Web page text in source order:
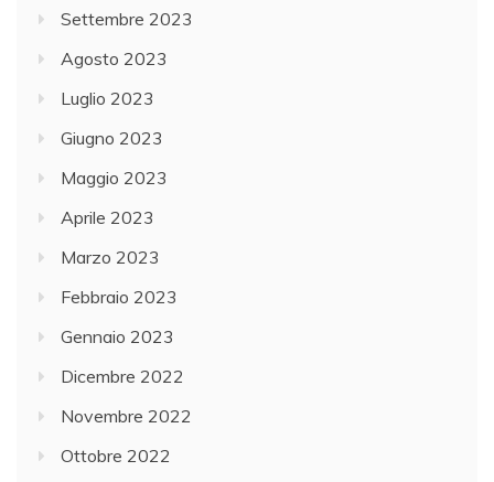
Settembre 2023
Agosto 2023
Luglio 2023
Giugno 2023
Maggio 2023
Aprile 2023
Marzo 2023
Febbraio 2023
Gennaio 2023
Dicembre 2022
Novembre 2022
Ottobre 2022